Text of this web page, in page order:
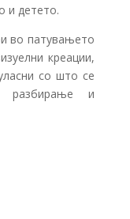
и детето.
во патувањето
креации,
со што се
разбирање и